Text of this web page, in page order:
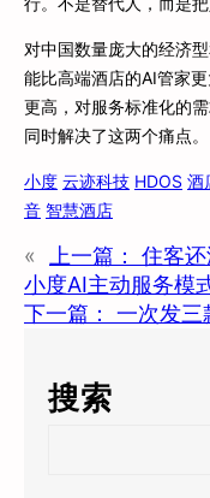
对中国数量庞大的经济
能比高端酒店的AI管家
更高，对服务标准化的
同时解决了这两个痛点。
小度 云迹科技 HDOS 酒
音 智慧酒店
« 上一篇：
住客
小度AI主动服务模
下一篇：
一次发三
搜索